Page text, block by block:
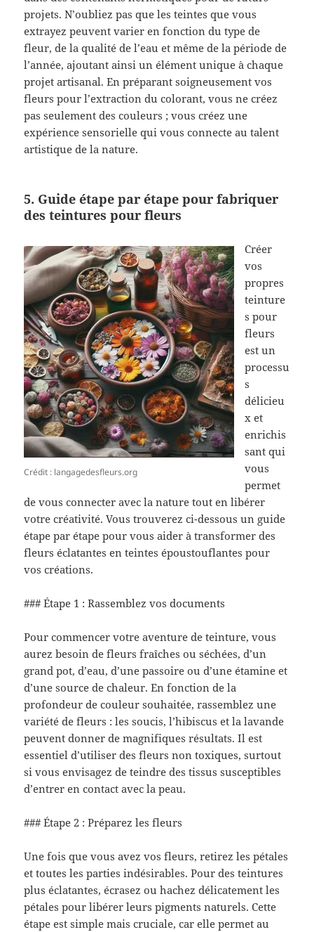
projets. N’oubliez pas que les teintes que vous
extrayez peuvent varier en fonction du type de
fleur, de la qualité de l’eau et même de la période de
l’année, ajoutant ainsi un élément unique à chaque
projet artisanal. En préparant soigneusement vos
fleurs pour l’extraction du colorant, vous ne créez
pas seulement des couleurs ; vous créez une
expérience sensorielle qui vous connecte au talent
artistique de la nature.
5. Guide étape par étape pour fabriquer
des teintures pour fleurs
Crédit : langagedesfleurs.org
Créer
vos
propres
teinture
s pour
fleurs
est un
processu
s
délicieu
x et
enrichis
sant qui
vous
permet
de vous connecter avec la nature tout en libérer
votre créativité. Vous trouverez ci-dessous un guide
étape par étape pour vous aider à transformer des
fleurs éclatantes en teintes époustouflantes pour
vos créations.
### Étape 1 : Rassemblez vos documents
Pour commencer votre aventure de teinture, vous
aurez besoin de fleurs fraîches ou séchées, d’un
grand pot, d’eau, d’une passoire ou d’une étamine et
d’une source de chaleur. En fonction de la
profondeur de couleur souhaitée, rassemblez une
variété de fleurs : les soucis, l’hibiscus et la lavande
peuvent donner de magnifiques résultats. Il est
essentiel d’utiliser des fleurs non toxiques, surtout
si vous envisagez de teindre des tissus susceptibles
d’entrer en contact avec la peau.
### Étape 2 : Préparez les fleurs
Une fois que vous avez vos fleurs, retirez les pétales
et toutes les parties indésirables. Pour des teintures
plus éclatantes, écrasez ou hachez délicatement les
pétales pour libérer leurs pigments naturels. Cette
étape est simple mais cruciale, car elle permet au